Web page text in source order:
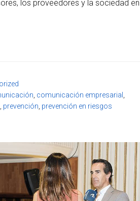
los proveedores y la sociedad en
, comunicación empresarial ,
, prevención, prevención en riesgos